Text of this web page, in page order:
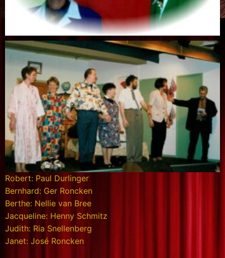
Robert: Paul Durlinger
Bernhard: Ger Roncken
Berthe: Nellie van Bree
Jacqueline: Henny Schmitz
Judith: Ria Snellenberg
Janet: José Roncken